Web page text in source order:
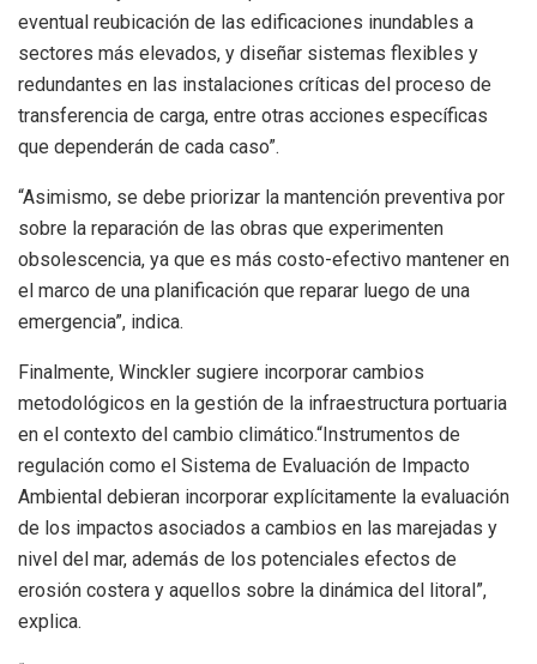
eventual reubicación de las edificaciones inundables a
sectores más elevados, y diseñar sistemas flexibles y
redundantes en las instalaciones críticas del proceso de
transferencia de carga, entre otras acciones específicas
que dependerán de cada caso”.
“Asimismo, se debe priorizar la mantención preventiva por
sobre la reparación de las obras que experimenten
obsolescencia, ya que es más costo-efectivo mantener en
el marco de una planificación que reparar luego de una
emergencia”, indica.
Finalmente, Winckler sugiere incorporar cambios
metodológicos en la gestión de la infraestructura portuaria
en el contexto del cambio climático.“Instrumentos de
regulación como el Sistema de Evaluación de Impacto
Ambiental debieran incorporar explícitamente la evaluación
de los impactos asociados a cambios en las marejadas y
nivel del mar, además de los potenciales efectos de
erosión costera y aquellos sobre la dinámica del litoral”,
explica.